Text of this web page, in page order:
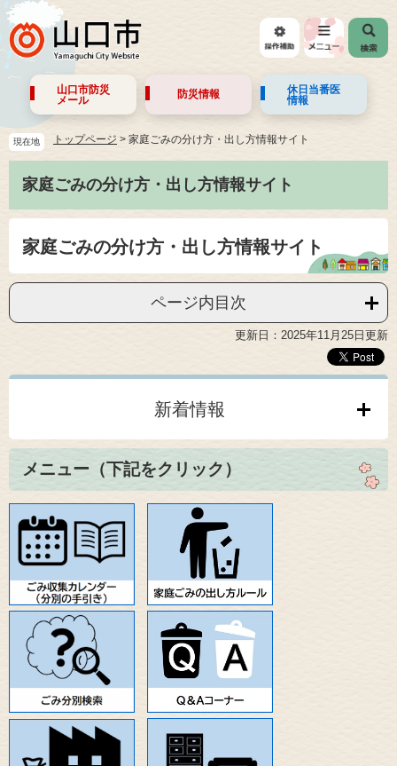
山口市防災
メール
防災情報
休日当番医
情報
現在地 トップページ > 家庭ごみの分け方・出し方情報サイト
家庭ごみの分け方・出し方情報サイト
家庭ごみの分け方・出し方情報サイト
ページ内目次
更新日：2025年11月25日更新
新着情報
メニュー（下記をクリック）